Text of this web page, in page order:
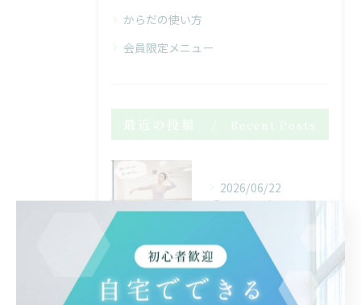
からだの使い方
会員限定メニュー
最近の投稿 Recent Posts
2026/06/22
「あれ…？次、どうだったっけ…？」
2026/05/29